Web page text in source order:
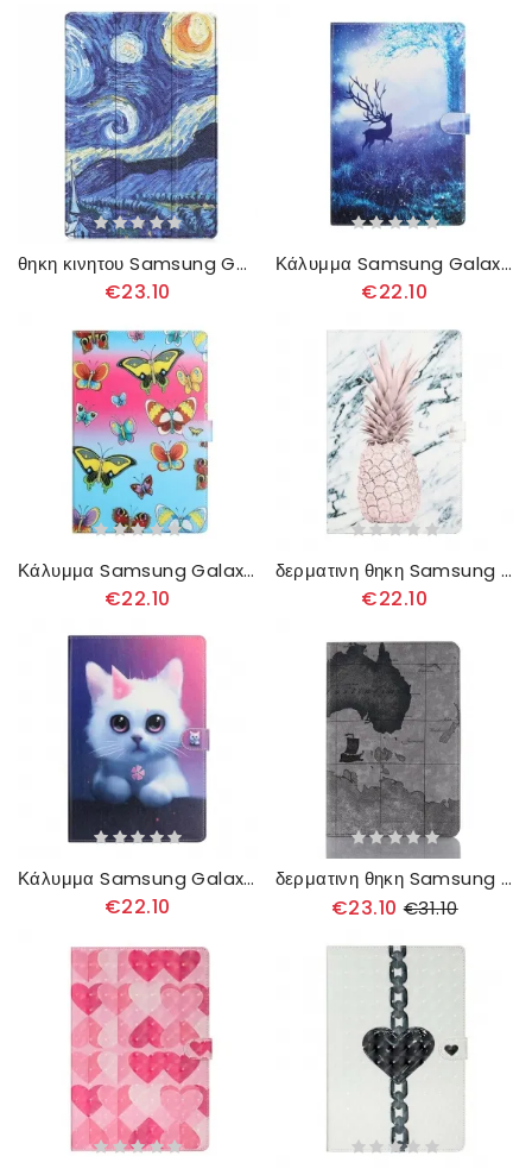
θηκη κινητου Samsung Galaxy Tab S7 Plus / Tab S8 Plus Ενισχυμένος Βαν Γκογκ
€23.10
Κάλυμμα Samsung Galaxy Tab S7 Plus / Tab S8 Plus Ελάφια
€22.10
Κάλυμμα Samsung Galaxy Tab S7 Plus / Tab S8 Plus Πεταλούδες
€22.10
δερματινη θηκη Samsung Galaxy Tab S7 Plus / Tab S8 Plus Ανανάς
€22.10
Κάλυμμα Samsung Galaxy Tab S7 Plus / Tab S8 Plus Λευκό Γατάκι
€22.10
δερματινη θηκη Samsung Galaxy Tab S7 Plus / Tab S8 Plus Παγκόσμιος Χάρτης
€23.10 €31.10